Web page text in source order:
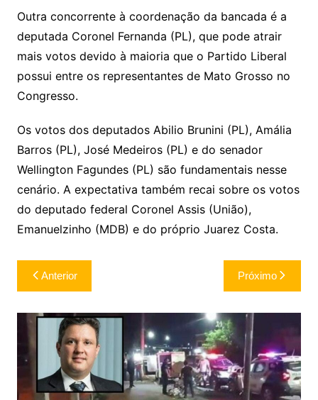
Outra concorrente à coordenação da bancada é a
deputada Coronel Fernanda (PL), que pode atrair
mais votos devido à maioria que o Partido Liberal
possui entre os representantes de Mato Grosso no
Congresso.
Os votos dos deputados Abilio Brunini (PL), Amália
Barros (PL), José Medeiros (PL) e do senador
Wellington Fagundes (PL) são fundamentais nesse
cenário. A expectativa também recai sobre os votos
do deputado federal Coronel Assis (União),
Emanuelzinho (MDB) e do próprio Juarez Costa.
Navegação
de
Post
Anterior Próximo